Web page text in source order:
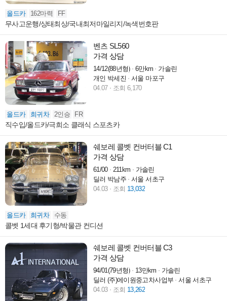
올드카 162마력 FF
무사고운행/상태최상/국내최저마일리지/녹색번호판
벤츠 SL560
가격 상담
14/12(88년형) 6만km
가솔린
개인 박세진
서울 마포구
04.07
조회 6,170
올드카 희귀차 2인승 FR
직수입/올드카/극희소 클래식 스포츠카
쉐보레 콜벳 컨버터블 C1
가격 상담
61/00 211km
가솔린
딜러 박남주
서울 서초구
04.03
조회 13,032
올드카 희귀차 수동
콜벳 1세대 후기형/박물관 컨디션
쉐보레 콜벳 컨버터블 C3
가격 상담
94/01(79년형) 13만km
가솔린
딜러 (주)에이원중고차사업부
서울 서초구
04.03
조회 13,262